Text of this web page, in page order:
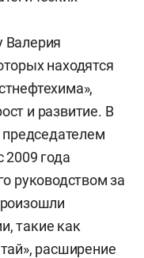
Валерия
находятся
и развитие. В
2009 года
руководством за
такие как
расширение